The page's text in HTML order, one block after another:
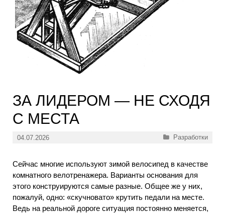
ЗА ЛИДЕРОМ — НЕ СХОДЯ
С МЕСТА
04.07.2026 Рубрики
Разработки
Сейчас многие используют зимой велосипед в качестве
комнатного велотренажера. Варианты основания для
этого конструируются самые разные. Общее же у них,
пожалуй, одно: «скучновато» крутить педали на месте.
Ведь на реальной дороге ситуация постоянно меняется,